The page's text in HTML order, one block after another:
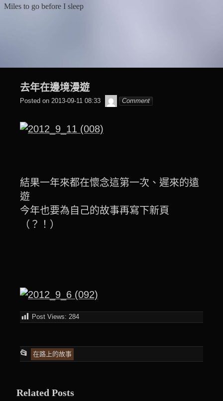
Miles to go before I sleep
去年在邊境漫遊
Posted on 2013-09-11 08:33 beagle2001_tw
Comment
結果一年來都在懷念這第一次、遲來的遠
遊
今年也要為自己的故事再寫下新頁
（？！）
Post Views: 284
📂
This
posted
在路上的故事
Related Posts